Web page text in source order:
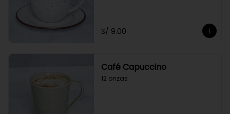
S/ 9.00
Café Capuccino
12 onzas